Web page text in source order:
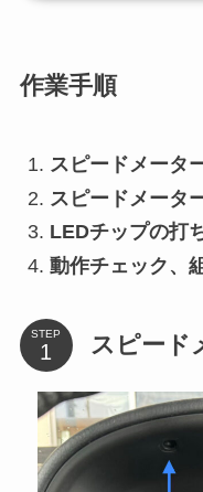
作業手順
スピードメータ
スピードメータ
LEDチップの打
動作チェック、
STEP スピード